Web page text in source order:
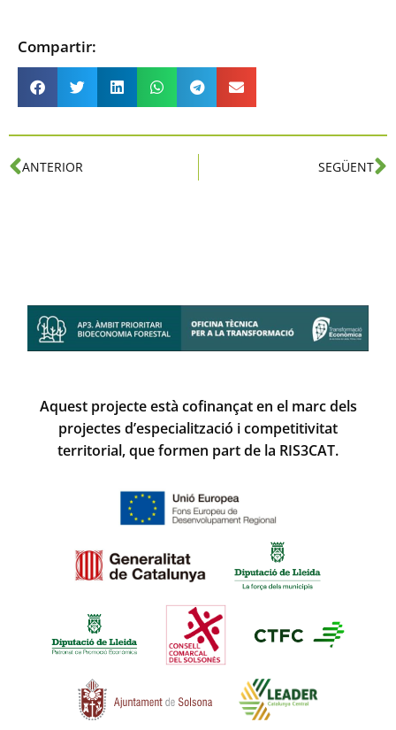
Compartir:
ANTERIOR SEGÜENT
Aquest projecte està cofinançat en el marc dels
projectes d’especialització i competitivitat
territorial, que formen part de la RIS3CAT.